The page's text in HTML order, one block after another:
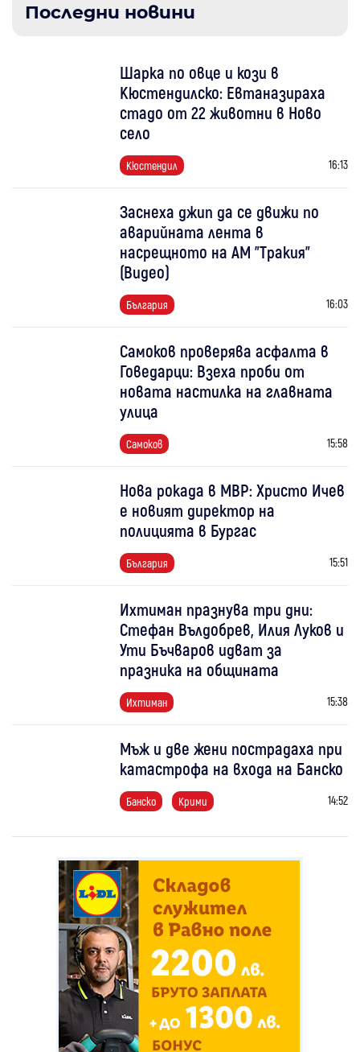
Последни новини
Шарка по овце и кози в
Кюстендилско: Евтаназираха
стадо от 22 животни в Ново
село
Кюстендил 16:13
Заснеха джип да се движи по
аварийната лента в
насрещното на АМ "Тракия"
(Видео)
България 16:03
Самоков проверява асфалта в
Говедарци: Взеха проби от
новата настилка на главната
улица
Самоков 15:58
Нова рокада в МВР: Христо Ичев
е новият директор на
полицията в Бургас
България 15:51
Ихтиман празнува три дни:
Стефан Вълдобрев, Илия Луков и
Ути Бъчваров идват за
празника на общината
Ихтиман 15:38
Мъж и две жени пострадаха при
катастрофа на входа на Банско
Банско Крими 14:52